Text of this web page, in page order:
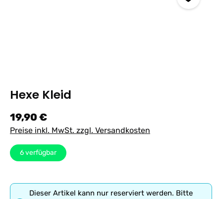
Hexe Kleid
Regulärer Preis:
19,90 €
Preise inkl. MwSt. zzgl. Versandkosten
6verfügbar
Dieser Artikel kann nur reserviert werden. Bitte